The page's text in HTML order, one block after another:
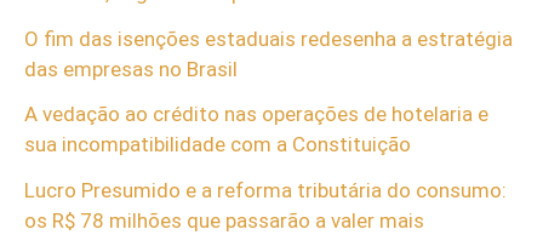
O fim das isenções estaduais redesenha a estratégia
das empresas no Brasil
A vedação ao crédito nas operações de hotelaria e
sua incompatibilidade com a Constituição
Lucro Presumido e a reforma tributária do consumo:
os R$ 78 milhões que passarão a valer mais